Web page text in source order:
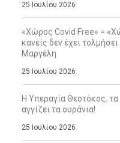
25 Ιουλίου 2026
«Χώρος Covid Free» =
κανείς δεν έχει
Μαργέλη
25 Ιουλίου 2026
Η Υπεραγία Θεοτόκος,
αγγίζει τα ουράνια!
25 Ιουλίου 2026